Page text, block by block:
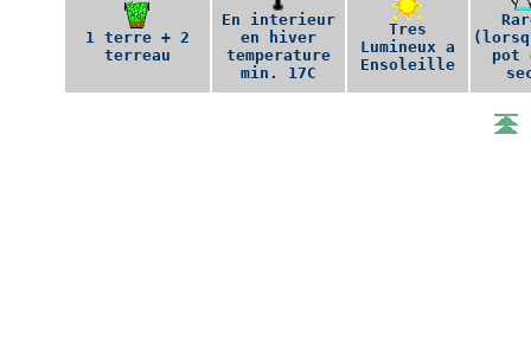
1 terre + 2
terreau
En interieur
en hiver
temperature
min. 17C
Tres
Lumineux a
Ensoleille
pot